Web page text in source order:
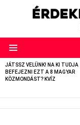
LATEST
STORIES
JÁTSSZ VELÜNK! NA KI TUDJA
BEFEJEZNI EZT A 8 MAGYAR
KÖZMONDÁST? KVÍZ